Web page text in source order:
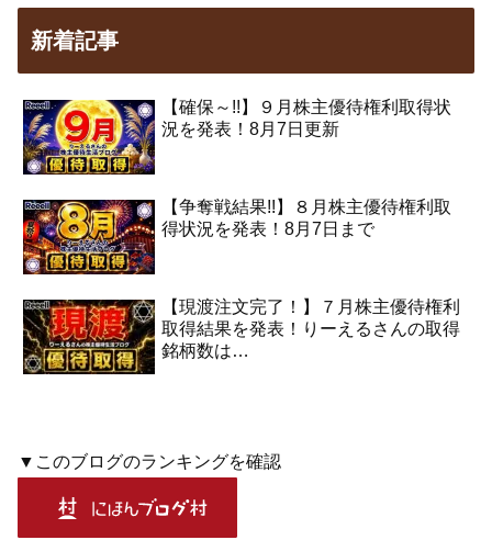
新着記事
【確保～!!】９月株主優待権利取得状
況を発表！8月7日更新
【争奪戦結果!!】８月株主優待権利取
得状況を発表！8月7日まで
【現渡注文完了！】７月株主優待権利
取得結果を発表！りーえるさんの取得
銘柄数は…
▼このブログのランキングを確認